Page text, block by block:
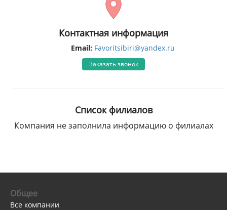
Контактная информация
Email: Favoritsibiri@yandex.ru
Заказать звонок
Список филиалов
Компания не заполнила информацию о филиалах
Общее
Все компании